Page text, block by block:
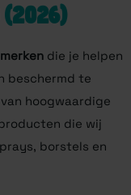
(2026)
die je helpen
beschermd te
hoogwaardige
die wij
borstels en